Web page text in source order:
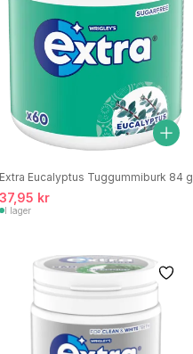
Extra Eucalyptus Tuggummiburk 84 g
37,95 kr
I lager